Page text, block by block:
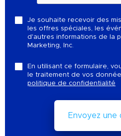
Je souhaite recevoir des
les offres spéciales, les
d'autres informations de la
Marketing, Inc.
En utilisant ce formulaire,
le traitement de vos
politique de confidentialité